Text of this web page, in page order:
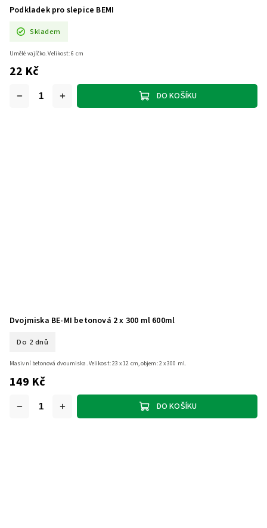
Podkladek pro slepice BEMI
Skladem
22 Kč
DO KOŠÍKU
Umělé vajíčko. Velikost: 6 cm
Dvojmiska BE-MI betonová 2 x 300 ml 600ml
Do 2 dnů
149 Kč
DO KOŠÍKU
Masivní betonová dvoumiska. Velikost: 23 x 12 cm, objem: 2 x 300 ml.